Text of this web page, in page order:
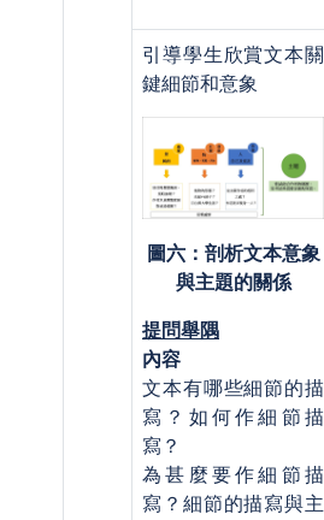
引導學生欣賞文本關
鍵細節和意象
圖六：剖析文本意象
與主題的關係
提問舉隅
內容
文本有哪些細節的描
寫？如何作細節描
寫？
為甚麼要作細節描
寫？細節的描寫與主